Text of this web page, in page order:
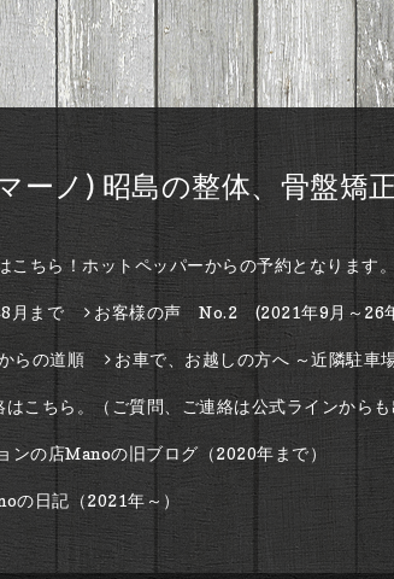
ノ) 昭島の整体、骨盤矯
ちら！ホットペッパーからの予約となります。
月まで お客様の声 No.2 (2021年9月～26
らの道順 お車で、お越しの方へ ～近隣駐車
こちら。（ご質問、ご連絡は公式ラインからも
ンの店Manoの旧ブログ（2020年まで）
の日記（2021年～）